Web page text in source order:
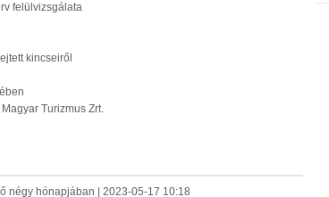
felülvizsgálata
kincseiről
Turizmus Zrt.
négy hónapjában | 2023-05-17 10:18